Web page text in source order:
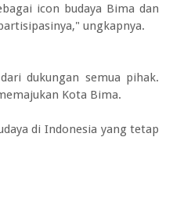
icon budaya Bima dan
ungkapnya.
dukungan semua pihak.
Kota Bima.
di Indonesia yang tetap